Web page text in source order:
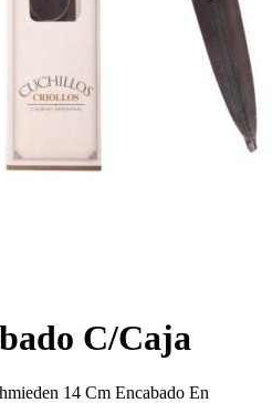
C/Caja
14 Cm Encabado En